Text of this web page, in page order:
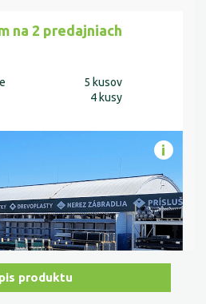
na 2 predajniach
5 kusov
4 kusy
produktu